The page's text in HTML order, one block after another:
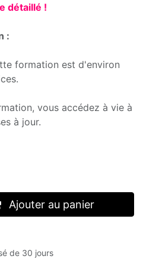
détaillé !
:
formation est d'environ
vous accédez à vie à
à jour.
Ajouter au panier
de 30 jours